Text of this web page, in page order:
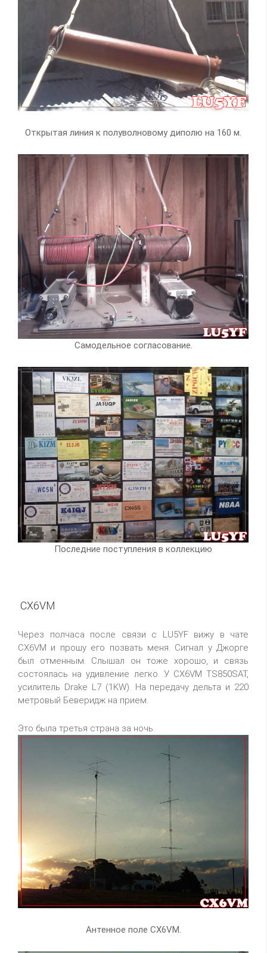
Открытая линия к полуволновому диполю на 160 м.
Самодельное согласование.
Последние поступления в коллекцию
CX6VM
Через полчаса после связи с LU5YF вижу в чате
CX6VM и прошу его позвать меня. Сигнал у Джорге
был отменным. Слышал он тоже хорошо, и связь
состоялась на удивление легко. У CX6VM TS850SAT,
усилитель Drake L7 (1KW). На передачу дельта и 220
метровый Беверидж на прием.
Это была третья страна за ночь.
Антенное поле CX6VM.